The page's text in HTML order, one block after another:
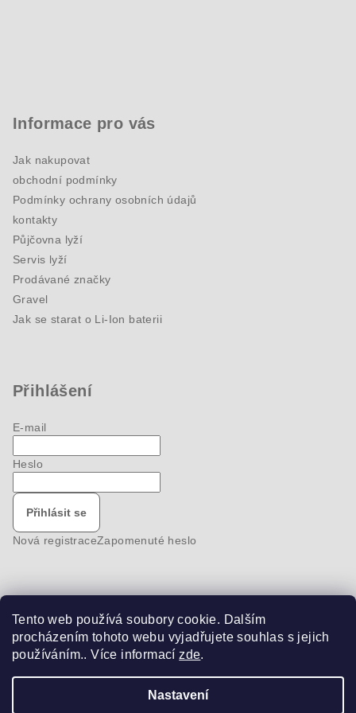
Tento web používá soubory cookie. Dalším
procházením tohoto webu vyjadřujete souhlas s jejich
používáním.. Více informacízde.
Nastavení
Informace pro vás
Jak nakupovat
obchodní podmínky
Podmínky ochrany osobních údajů
kontakty
Půjčovna lyží
Servis lyží
Prodávané značky
Gravel
Jak se starat o Li-Ion baterii
Přihlášení
E-mail
Heslo
Přihlásit se
Nová registraceZapomenuté heslo
Nákupní košík
0ks /0 Kč